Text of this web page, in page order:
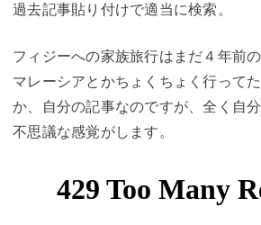
過去記事貼り付けで適当に検索。
フィジーへの家族旅行はまだ４年前
マレーシアとかちょくちょく行って
か、自分の記事なのですが、全く自
不思議な感覚がします。